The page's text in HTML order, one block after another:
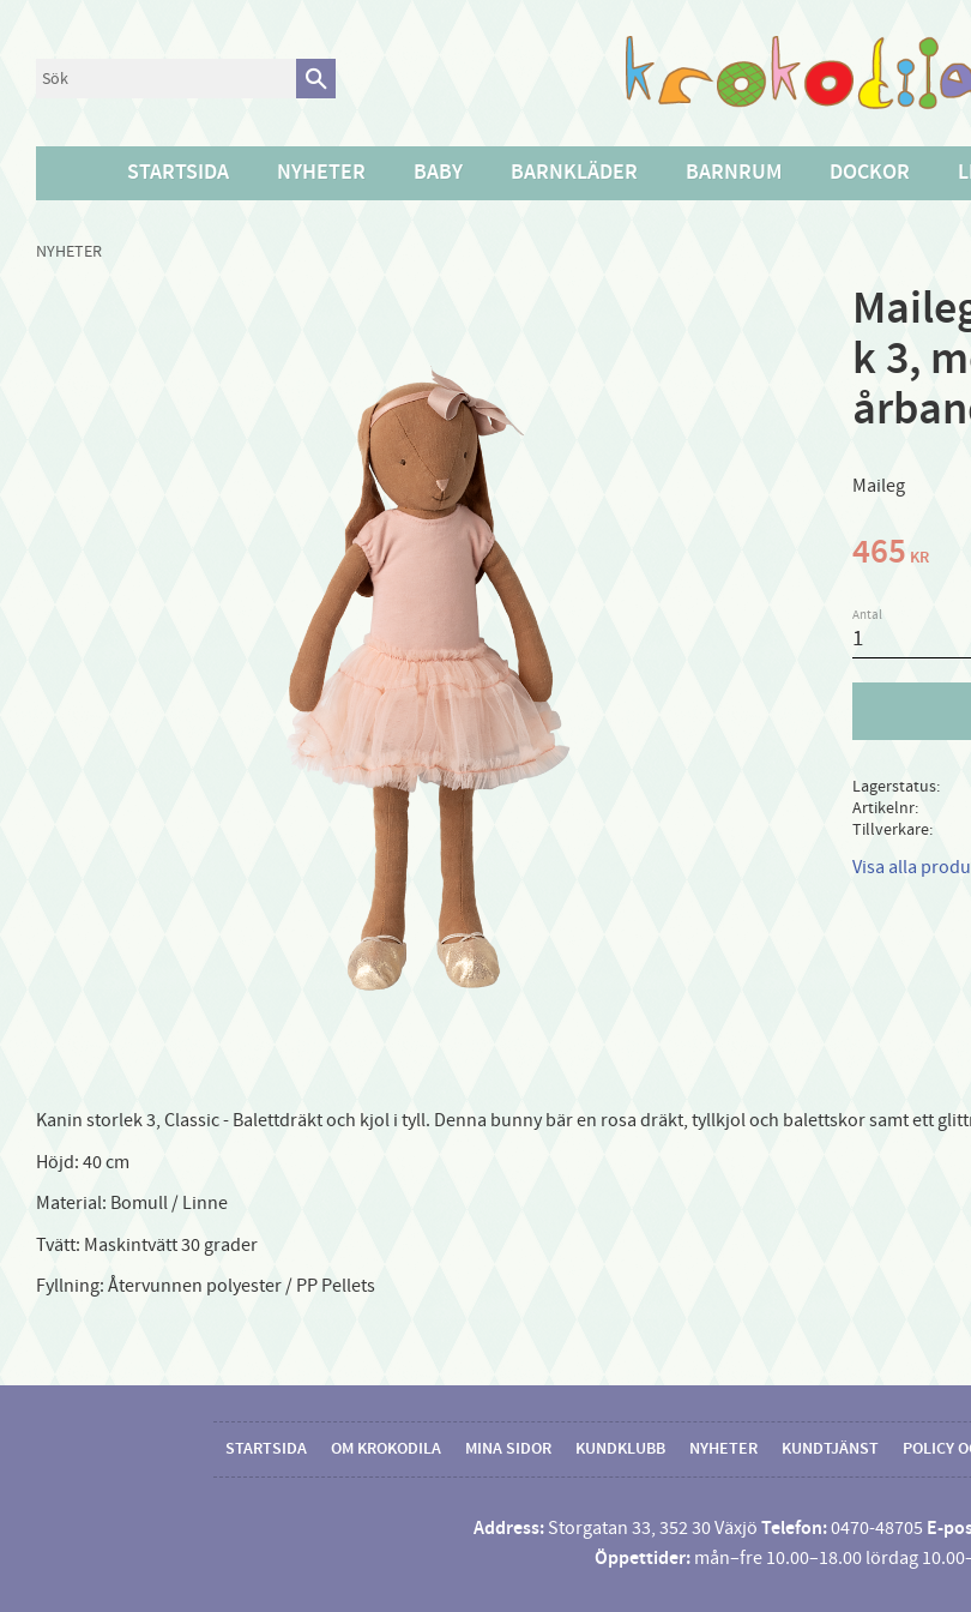
STARTSIDA NYHETER BABY BARNKLÄDER BARNRUM DOCKOR
NYHETER
k 3,
Maileg
465 KR
Antal
Lagerstatus
Artikelnr
Tillverkare
Visa alla
Kanin storlek 3, Classic - Balettdräkt och kjol i tyll. Denna bunny bär en rosa dräkt, tyllkjol och balettskor samt ett
Höjd: 40 cm
Material: Bomull / Linne
Tvätt: Maskintvätt 30 grader
Fyllning: Återvunnen polyester / PP Pellets
STARTSIDA OM KROKODILA MINA SIDOR KUNDKLUBB NYHETER KUNDTJÄNST POLICY
Address:Storgatan 33, 352 30 Växjö Telefon:0470-48705 E-
Öppettider:mån–fre 10.00–18.00 lördag